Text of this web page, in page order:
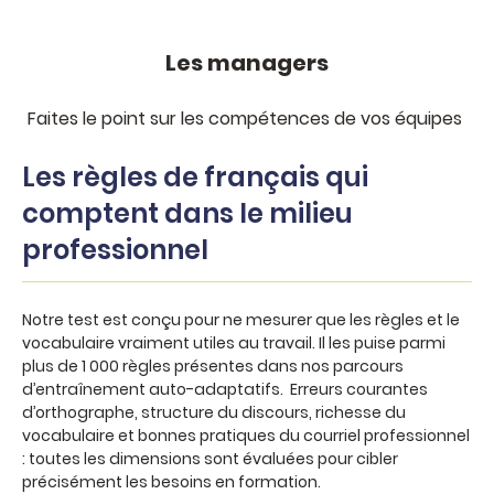
Les managers
Faites le point sur les compétences de vos équipes
Les règles de français qui
comptent dans le milieu
professionnel
Notre test est conçu pour ne mesurer que les règles et le
vocabulaire vraiment utiles au travail. Il les puise parmi
plus de 1 000 règles présentes dans nos parcours
d’entraînement auto-adaptatifs. Erreurs courantes
d’orthographe, structure du discours, richesse du
vocabulaire et bonnes pratiques du courriel professionnel
: toutes les dimensions sont évaluées pour cibler
précisément les besoins en formation.